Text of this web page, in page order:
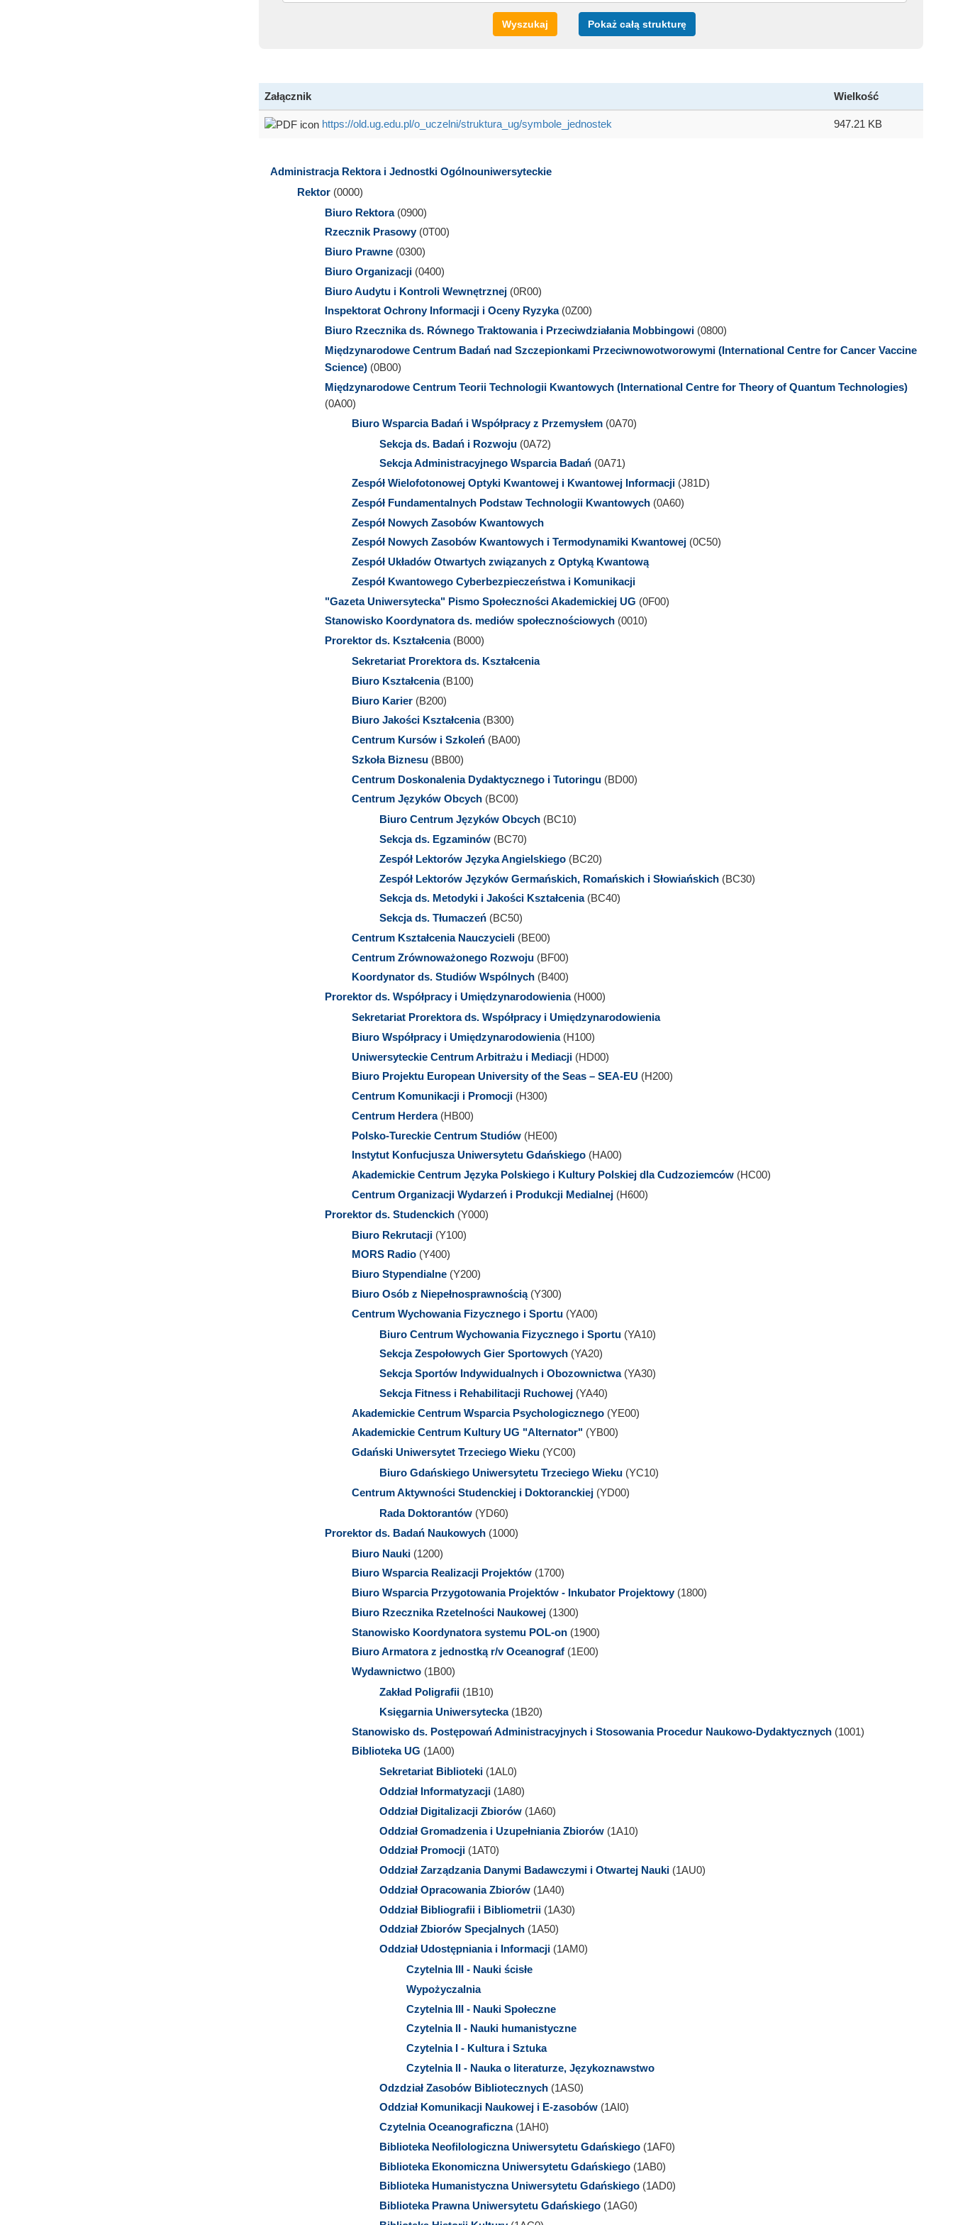
Wyszukaj Pokaż całą strukturę
Załącznik Wielkość
https://old.ug.edu.pl/o_uczelni/struktura_ug/symbole_jednostek 947.21 KB
Administracja Rektora i Jednostki Ogólnouniwersyteckie
Rektor (0000)
Biuro Rektora (0900)
Rzecznik Prasowy (0T00)
Biuro Prawne (0300)
Biuro Organizacji (0400)
Biuro Audytu i Kontroli Wewnętrznej (0R00)
Inspektorat Ochrony Informacji i Oceny Ryzyka (0Z00)
Biuro Rzecznika ds. Równego Traktowania i Przeciwdziałania Mobbingowi (0800)
Międzynarodowe Centrum Badań nad Szczepionkami Przeciwnowotworowymi (International Centre for Cancer Vaccine
Science) (0B00)
Międzynarodowe Centrum Teorii Technologii Kwantowych (International Centre for Theory of Quantum Technologies)
(0A00)
Biuro Wsparcia Badań i Współpracy z Przemysłem (0A70)
Sekcja ds. Badań i Rozwoju (0A72)
Sekcja Administracyjnego Wsparcia Badań (0A71)
Zespół Wielofotonowej Optyki Kwantowej i Kwantowej Informacji (J81D)
Zespół Fundamentalnych Podstaw Technologii Kwantowych (0A60)
Zespół Nowych Zasobów Kwantowych
Zespół Nowych Zasobów Kwantowych i Termodynamiki Kwantowej (0C50)
Zespół Układów Otwartych związanych z Optyką Kwantową
Zespół Kwantowego Cyberbezpieczeństwa i Komunikacji
"Gazeta Uniwersytecka" Pismo Społeczności Akademickiej UG (0F00)
Stanowisko Koordynatora ds. mediów społecznościowych (0010)
Prorektor ds. Kształcenia (B000)
Sekretariat Prorektora ds. Kształcenia
Biuro Kształcenia (B100)
Biuro Karier (B200)
Biuro Jakości Kształcenia (B300)
Centrum Kursów i Szkoleń (BA00)
Szkoła Biznesu (BB00)
Centrum Doskonalenia Dydaktycznego i Tutoringu (BD00)
Centrum Języków Obcych (BC00)
Biuro Centrum Języków Obcych (BC10)
Sekcja ds. Egzaminów (BC70)
Zespół Lektorów Języka Angielskiego (BC20)
Zespół Lektorów Języków Germańskich, Romańskich i Słowiańskich (BC30)
Sekcja ds. Metodyki i Jakości Kształcenia (BC40)
Sekcja ds. Tłumaczeń (BC50)
Centrum Kształcenia Nauczycieli (BE00)
Centrum Zrównoważonego Rozwoju (BF00)
Koordynator ds. Studiów Wspólnych (B400)
Prorektor ds. Współpracy i Umiędzynarodowienia (H000)
Sekretariat Prorektora ds. Współpracy i Umiędzynarodowienia
Biuro Współpracy i Umiędzynarodowienia (H100)
Uniwersyteckie Centrum Arbitrażu i Mediacji (HD00)
Biuro Projektu European University of the Seas – SEA-EU (H200)
Centrum Komunikacji i Promocji (H300)
Centrum Herdera (HB00)
Polsko-Tureckie Centrum Studiów (HE00)
Instytut Konfucjusza Uniwersytetu Gdańskiego (HA00)
Akademickie Centrum Języka Polskiego i Kultury Polskiej dla Cudzoziemców (HC00)
Centrum Organizacji Wydarzeń i Produkcji Medialnej (H600)
Prorektor ds. Studenckich (Y000)
Biuro Rekrutacji (Y100)
MORS Radio (Y400)
Biuro Stypendialne (Y200)
Biuro Osób z Niepełnosprawnością (Y300)
Centrum Wychowania Fizycznego i Sportu (YA00)
Biuro Centrum Wychowania Fizycznego i Sportu (YA10)
Sekcja Zespołowych Gier Sportowych (YA20)
Sekcja Sportów Indywidualnych i Obozownictwa (YA30)
Sekcja Fitness i Rehabilitacji Ruchowej (YA40)
Akademickie Centrum Wsparcia Psychologicznego (YE00)
Akademickie Centrum Kultury UG "Alternator" (YB00)
Gdański Uniwersytet Trzeciego Wieku (YC00)
Biuro Gdańskiego Uniwersytetu Trzeciego Wieku (YC10)
Centrum Aktywności Studenckiej i Doktoranckiej (YD00)
Rada Doktorantów (YD60)
Prorektor ds. Badań Naukowych (1000)
Biuro Nauki (1200)
Biuro Wsparcia Realizacji Projektów (1700)
Biuro Wsparcia Przygotowania Projektów - Inkubator Projektowy (1800)
Biuro Rzecznika Rzetelności Naukowej (1300)
Stanowisko Koordynatora systemu POL-on (1900)
Biuro Armatora z jednostką r/v Oceanograf (1E00)
Wydawnictwo (1B00)
Zakład Poligrafii (1B10)
Księgarnia Uniwersytecka (1B20)
Stanowisko ds. Postępowań Administracyjnych i Stosowania Procedur Naukowo-Dydaktycznych (1001)
Biblioteka UG (1A00)
Sekretariat Biblioteki (1AL0)
Oddział Informatyzacji (1A80)
Oddział Digitalizacji Zbiorów (1A60)
Oddział Gromadzenia i Uzupełniania Zbiorów (1A10)
Oddział Promocji (1AT0)
Oddział Zarządzania Danymi Badawczymi i Otwartej Nauki (1AU0)
Oddział Opracowania Zbiorów (1A40)
Oddział Bibliografii i Bibliometrii (1A30)
Oddział Zbiorów Specjalnych (1A50)
Oddział Udostępniania i Informacji (1AM0)
Czytelnia III - Nauki ścisłe
Wypożyczalnia
Czytelnia III - Nauki Społeczne
Czytelnia II - Nauki humanistyczne
Czytelnia I - Kultura i Sztuka
Czytelnia II - Nauka o literaturze, Językoznawstwo
Odzdział Zasobów Bibliotecznych (1AS0)
Oddział Komunikacji Naukowej i E-zasobów (1AI0)
Czytelnia Oceanograficzna (1AH0)
Biblioteka Neofilologiczna Uniwersytetu Gdańskiego (1AF0)
Biblioteka Ekonomiczna Uniwersytetu Gdańskiego (1AB0)
Biblioteka Humanistyczna Uniwersytetu Gdańskiego (1AD0)
Biblioteka Prawna Uniwersytetu Gdańskiego (1AG0)